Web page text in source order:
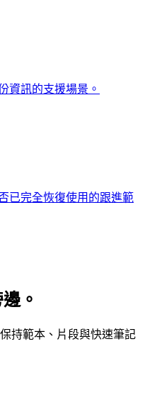
資訊的支援場景。
已完全恢復使用的跟進範
。
持範本、片段與快速筆記